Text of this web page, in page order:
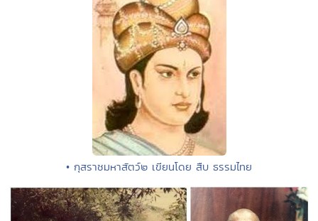
• กุสราชมหาสัตว์๒ เขียนโดย สืบ ธรรมไทย